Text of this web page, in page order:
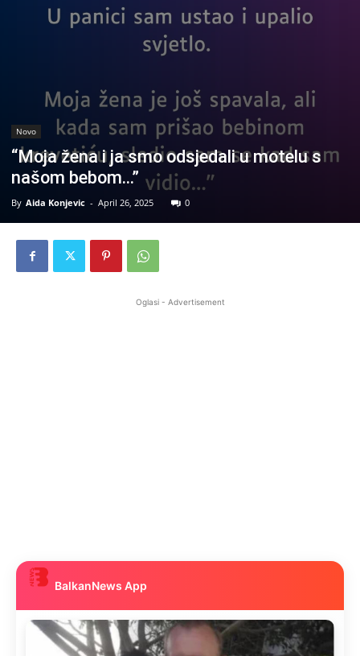
Novo
“Moja žena i ja smo odsjedali u motelu s
našom bebom…”
By Aida Konjevic - April 26, 2025 0
Oglasi - Advertisement
BalkanNews App